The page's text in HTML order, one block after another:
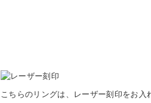
こちらのリングは、レーザー刻印をお入